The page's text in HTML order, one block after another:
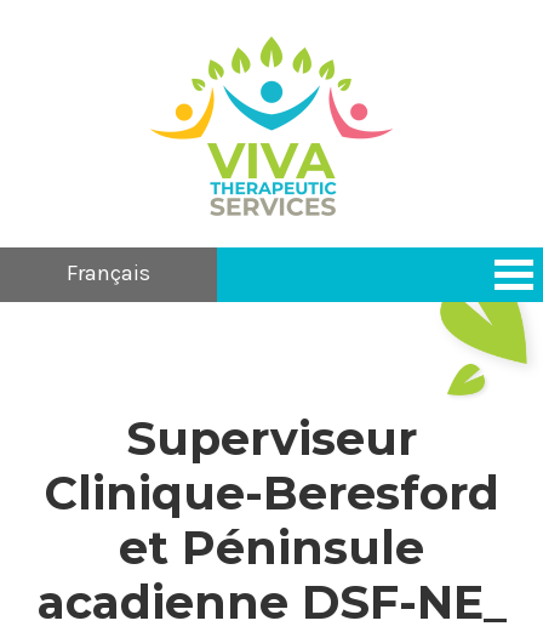
Français
Superviseur
Clinique-Beresford
et Péninsule
acadienne DSF-NE_